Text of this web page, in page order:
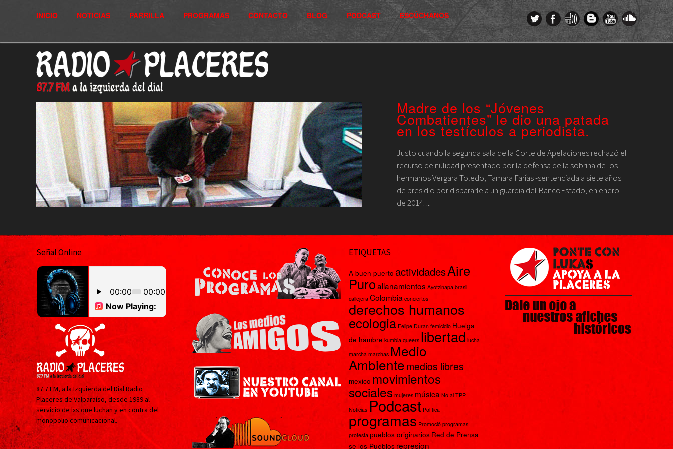
INICIO NOTICIAS PARRILLA PROGRAMAS CONTACTO BLOG PODCAST ESCÚCHANOS
Madre de los “Jóvenes
Combatientes” le dio una patada
en los testículos a periodista.
Justo cuando la segunda sala de la Corte de Apelaciones rechazó el
recurso de nulidad presentado por la defensa de la sobrina de los
hermanos Vergara Toledo, Tamara Farías -sentenciada a siete años
de presidio por dispararle a un guardia del BancoEstado, en enero
de 2014. ...
Señal Online
87.7 FM, a la Izquierda del Dial Radio
Placeres de Valparaíso, desde 1989 al
servicio de lxs que luchan y en contra del
monopolio comunicacional.
ETIQUETAS
A buen puerto actividadesAire
Puroallanamientos Ayotzinapa brasil
callejera Colombia conciertos
derechos humanos
ecologia Felipe Duran femicidio Huelga
de hambre kumbia queers libertad lucha
marcha marchas Medio
Ambientemedios libres
mexico movimientos
sociales mujeres música No al TPP
Noticias Podcast Política
programas Promoció programas
protesta pueblos originarios Red de Prensa
se los Pueblos represion